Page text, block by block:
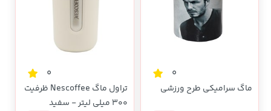
0
ماگ سرامیکی طرح ورزشی
0
تراول ماگ Nescoffee ظرفیت
300 میلی لیتر - سفید